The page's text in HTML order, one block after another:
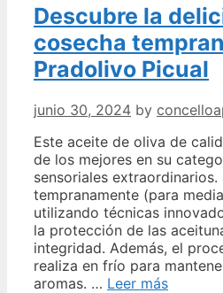
Descubre la
cosecha
Pradolivo Picual
junio 30, 2024 by
Este aceite de oliva de
de los mejores en su
sensoriales extraordinarios.
tempranamente (para
utilizando técnicas
la protección de las
integridad. Además, el
realiza en frío para
aromas. … Leer másDescubre